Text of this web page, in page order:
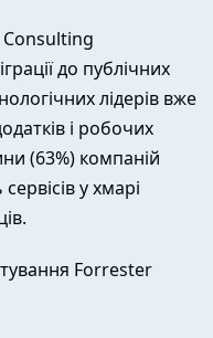
Consulting
до публічних
лідерів вже
і робочих
(63%) компаній
у хмарі
Forrester